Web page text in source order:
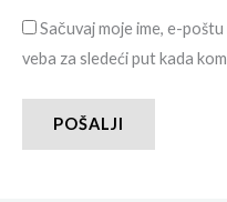
Sačuvaj moje ime, e-
veba za sledeći put kada